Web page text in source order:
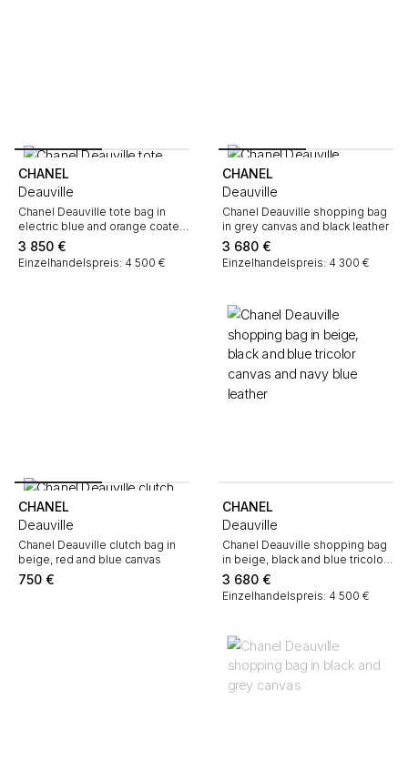
CHANEL
Deauville
Chanel Deauville tote bag in
electric blue and orange coated
canvas and electric blue leather
3 850 €
Einzelhandelspreis: 4 500 €
CHANEL
Deauville
Chanel Deauville shopping bag
in grey canvas and black leather
3 680 €
Einzelhandelspreis: 4 300 €
CHANEL
Deauville
Chanel Deauville clutch bag in
beige, red and blue canvas
750 €
CHANEL
Deauville
Chanel Deauville shopping bag
in beige, black and blue tricolor
canvas and navy blue leather
3 680 €
Einzelhandelspreis: 4 500 €